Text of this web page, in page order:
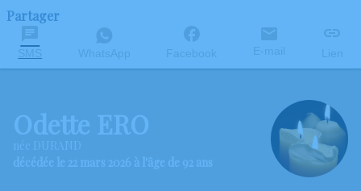
Partager
SMS WhatsApp Facebook E-mail Lien
Odette ERO
née DURAND
décédée le 22 mars 2026 à l'âge de 92 ans